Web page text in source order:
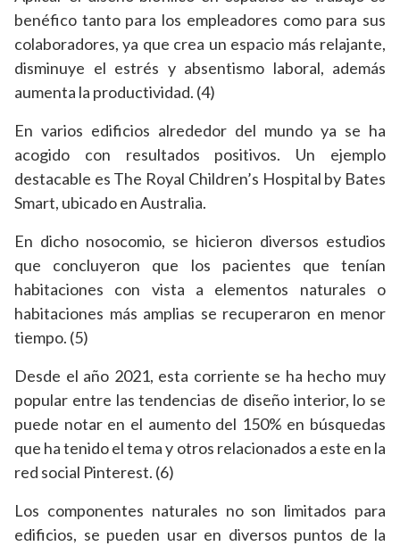
benéfico tanto para los empleadores como para sus
colaboradores, ya que crea un espacio más relajante,
disminuye el estrés y absentismo laboral, además
aumenta la productividad. (4)
En varios edificios alrededor del mundo ya se ha
acogido con resultados positivos. Un ejemplo
destacable es The Royal Children’s Hospital by Bates
Smart, ubicado en Australia.
En dicho nosocomio, se hicieron diversos estudios
que concluyeron que los pacientes que tenían
habitaciones con vista a elementos naturales o
habitaciones más amplias se recuperaron en menor
tiempo. (5)
Desde el año 2021, esta corriente se ha hecho muy
popular entre las tendencias de diseño interior, lo se
puede notar en el aumento del 150% en búsquedas
que ha tenido el tema y otros relacionados a este en la
red social Pinterest. (6)
Los componentes naturales no son limitados para
edificios, se pueden usar en diversos puntos de la